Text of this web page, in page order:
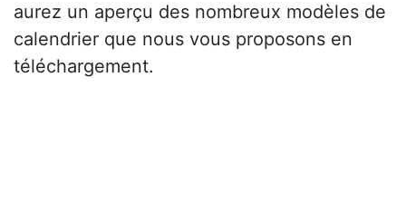
aurez un aperçu des nombreux modèles de
calendrier que nous vous proposons en
téléchargement.